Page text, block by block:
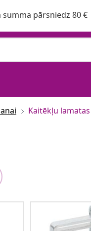
pārsniedz 80 €
Kaitēkļu lamatas